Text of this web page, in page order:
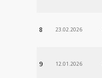
8 23.02.2026
9 12.01.2026